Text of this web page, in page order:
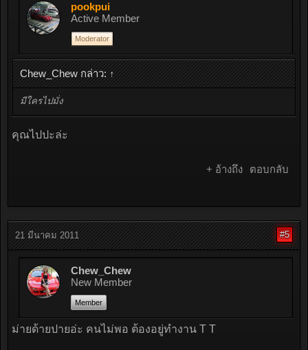
pookpui
Active Member
Moderator
Chew_Chew กล่าว: ↑
มีใครไปมั่ง
คุณไปปะล่ะ
+ อ้างถึง ตอบกลับ
21 มีนาคม 2011 #5
Chew_Chew
New Member
Member
ม่ายด้ายปายอ่ะ คนไม่พอ ต้องอยู่ทำงาน T T